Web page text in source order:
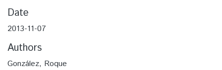
Date
2013-11-07
Authors
González, Roque